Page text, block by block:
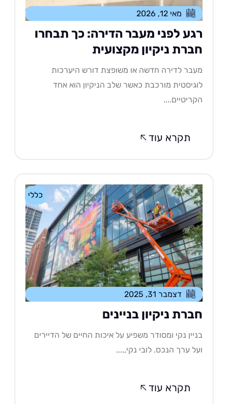
מאי 12, 2026
לפני מעבר הדירה: כך תבחרו
ניקיון מקצועית
לדירה חדשה או משופצת דורש היערכות
מורכבת כאשר שלב הניקיון הוא אחד
תקרא עוד
כללי
דצמבר 31, 2025
ניקיון בניינים
נקי ומסודר משפיע על איכות החיים של הדיירים
ערך הנכס. לובי נקי,....
תקרא עוד